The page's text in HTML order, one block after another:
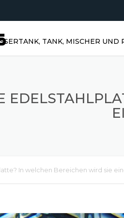
TANK, MISCHER UND
In welchen Bereichen wird sie